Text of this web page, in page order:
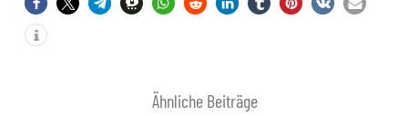
Ähnliche Beiträge